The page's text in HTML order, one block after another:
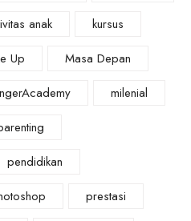
anak
kursus
Up
Masa Depan
milenial
pendidikan
prestasi